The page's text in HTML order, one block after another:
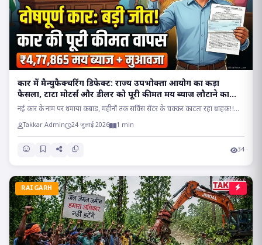
कार में मैन्युफैक्चरिंग डिफेक्ट: राज्य उपभोक्ता आयोग का कड़ा
फैसला, टाटा मोटर्स और डीलर को पूरी कीमत मय ब्याज लौटाने का
आदेश..
नई कार के नाम पर थमाया कबाड़, महीनों तक सर्विस सेंटर के चक्कर काटता रहा ग्राहक!!...
Takkar Admin 24 जुलाई 2026 1 min
34
RAIGARH